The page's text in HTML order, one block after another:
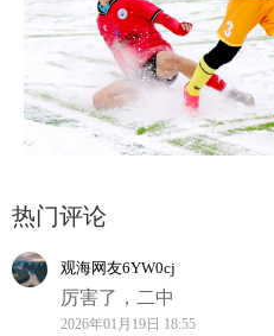
热门评论
观海网友6YW0cj
厉害了，二中
2026年01月19日 18:55